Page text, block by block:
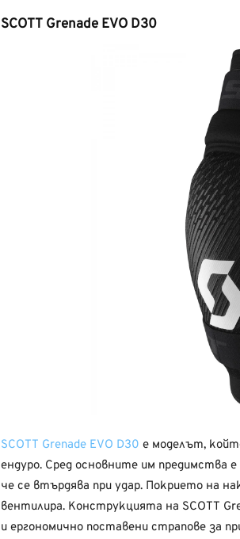
SCOTT Grenade EVO D30
SCOTT Grenade EVO D30 е моделът,
ендуро. Сред основните им предимства
че се втърдява при удар. Покрието на
вентилира. Конструкцията на SCOTT
и ергономично поставени страпове за